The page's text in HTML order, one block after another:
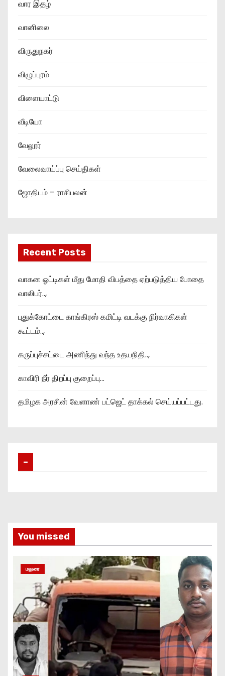
வார இதழ்
வானிலை
விருதுநகர்
விழுப்புரம்
விளையாட்டு
வீடியோ
வேலூர்
வேலைவாய்ப்பு செய்திகள்
ஜோதிடம் – ராசிபலன்
Recent Posts
வாகன ஓட்டிகள் மீது மோதி விபத்தை ஏற்படுத்திய போதை
வாலிபர்..,
புதுக்கோட்டை காங்கிரஸ் கமிட்டி வடக்கு நிர்வாகிகள்
கூட்டம்..,
கருப்புச்சட்டை அணிந்து வந்த உதயநிதி..,
காவிரி நீர் திறப்பு குறைப்பு…
தமிழக அரசின் வேளாண் பட்ஜெட் தாக்கல் செய்யப்பட்டது.
–
You missed
மதுரை